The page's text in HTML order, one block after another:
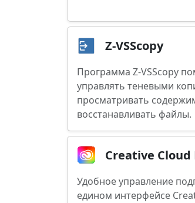
Z-VSScopy
Программа Z-VSScopy
управлять теневыми
просматривать
восстанавливать файлы.
Creative Cloud
Удобное управление
едином интерфейсе